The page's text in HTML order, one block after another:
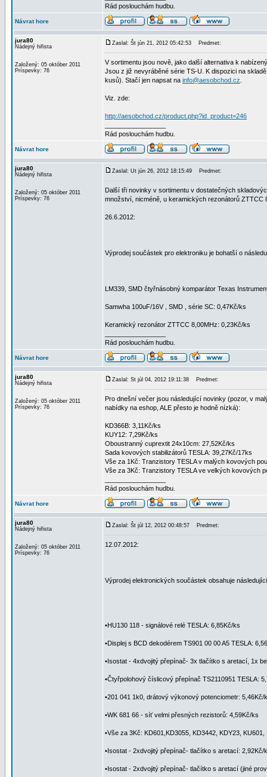
Rád poslouchám hudbu.
Návrat hore
jura80
Nádejný hifista
Založený: 05 október 2011
Príspevky: 76
Zaslal: Št jún 21, 2012 05:42:53 Predmet:
V sortimentu jsou nově, jako další alternativa k
Jsou z již nevyráběné série TS-U. K dispozici na
kusů). Stačí jen napsat na info@aesobchod.cz
Viz. zde:
http://aesobchod.cz/product.php?id_product=246
Rád poslouchám hudbu.
Návrat hore
jura80
Nádejný hifista
Založený: 05 október 2011
Príspevky: 76
Zaslal: Ut jún 26, 2012 18:15:49 Predmet:
Další tři novinky v sortimentu v dostatečných
množství, nicméně, u keramických rezonátorů ZTTCC
26.6.2012:
Výprodej součástek pro elektroniku je bohatší o
LM339, SMD čtyřnásobný komparátor Texas
Samwha 100uF/16V , SMD , série SC: 0,47Kč/ks
Keramický rezonátor ZTTCC 8,00MHz: 0,23Kč/ks
Rád poslouchám hudbu.
Návrat hore
jura80
Nádejný hifista
Založený: 05 október 2011
Príspevky: 76
Zaslal: St júl 04, 2012 19:11:38 Predmet:
Pro dnešní večer jsou následující novinky (pozor, v
nabídky na eshop, ALE přesto je hodně nízká):
KD366B: 3,11Kč/ks
KUY12: 7,29Kč/ks
Oboustranný cuprextit 24x10cm: 27,52Kč/ks
Sada kovových stabilizátorů TESLA: 39,27Kč/17ks
Vše za 1Kč: Tranzistory TESLA v malých kovových
Vše za 3Kč: Tranzistory TESLA ve velkých kovových
Rád poslouchám hudbu.
Návrat hore
jura80
Nádejný hifista
Založený: 05 október 2011
Príspevky: 76
Zaslal: Št júl 12, 2012 00:48:57 Predmet:
12.07.2012:
Výprodej elektronických součástek obsahuje
•HU130 118 - signálové relé TESLA: 6,85Kč/ks
•Displej s BCD dekodérem TS901 00 00 A5 TESLA:
•Isostat - 4xdvojitý přepínač- 3x tlačítko s aretací, 1x
•Čtyřpolohový číslicový přepínač TS2110951 TESLA:
•201 041 1k0, drátový výkonový potenciometr:
•WK 681 66 - síť velmi přesných rezistorů: 4,59Kč/ks
•Vše za 3Kč: KD601,KD3055, KD3442, KDY23,
•Isostat - 2xdvojitý přepínač- tlačítko s aretací: 2,92Kč/
•Isostat - 2xdvojitý přepínač- tlačítko s aretací (jiné